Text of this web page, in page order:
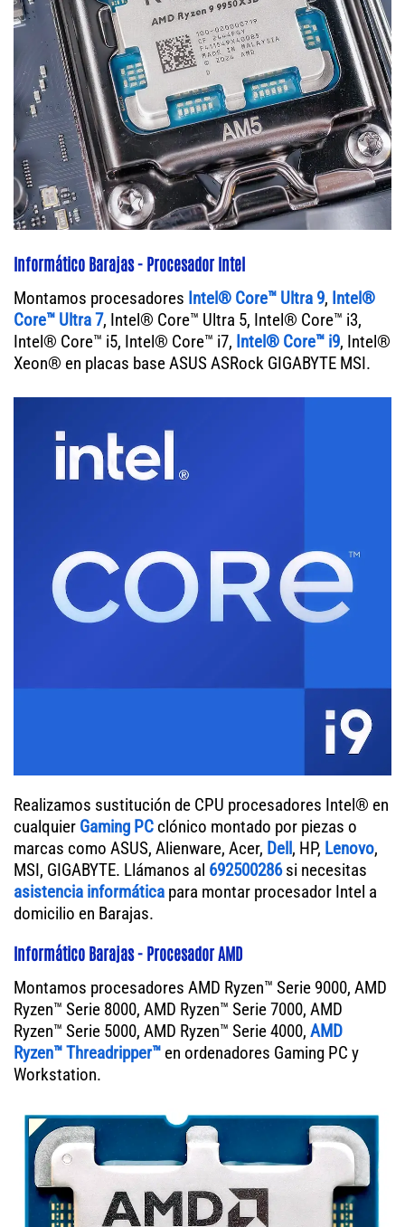
Informático Barajas - Procesador Intel
Montamos procesadores Intel® Core™ Ultra 9, Intel®
Core™ Ultra 7, Intel® Core™ Ultra 5, Intel® Core™ i3,
Intel® Core™ i5, Intel® Core™ i7, Intel® Core™ i9, Intel®
Xeon® en placas base ASUS ASRock GIGABYTE MSI.
Realizamos sustitución de CPU procesadores Intel® en
cualquier Gaming PC clónico montado por piezas o
marcas como ASUS, Alienware, Acer, Dell, HP, Lenovo,
MSI, GIGABYTE. Llámanos al 692500286si necesitas
asistencia informática para montar procesador Intel a
domicilio en Barajas.
Informático Barajas - Procesador AMD
Montamos procesadores AMD Ryzen™ Serie 9000, AMD
Ryzen™ Serie 8000, AMD Ryzen™ Serie 7000, AMD
Ryzen™ Serie 5000, AMD Ryzen™ Serie 4000, AMD
Ryzen™ Threadripper™ en ordenadores Gaming PC y
Workstation.